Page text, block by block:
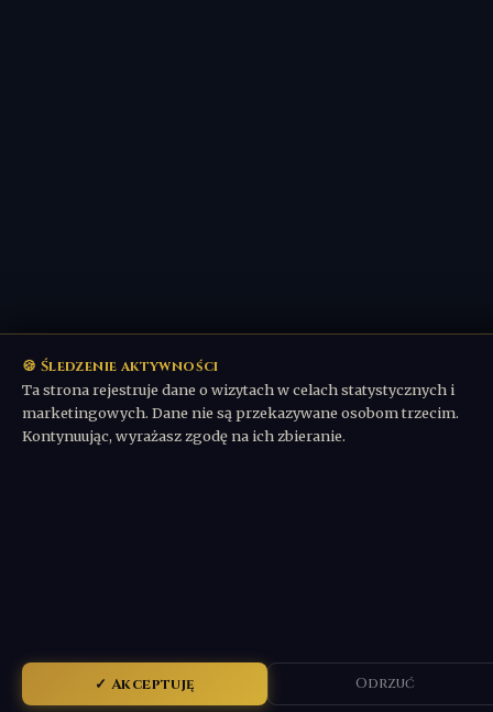
🍪 Śledzenie aktywności
Ta strona rejestruje dane o wizytach w celach statystycznych i
marketingowych. Dane nie są przekazywane osobom trzecim.
Kontynuując, wyrażasz zgodę na ich zbieranie.
✓ Akceptuję Odrzuć